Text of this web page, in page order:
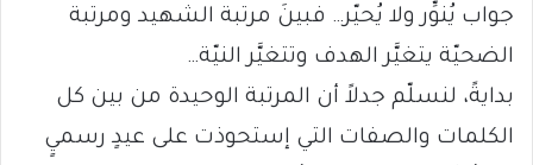
جواب يُنوِّر ولا يُحيّر… فبينَ مرتبة الشهيد ومرتبة
الضحيّة يتغيَّر الهدف وتتغيَّر النيّة…
بدايةً، لنسلّم جدلاً أن المرتبة الوحيدة من بين كل
الكلمات والصفات التي إستحوذت على عيدٍ رسميٍ